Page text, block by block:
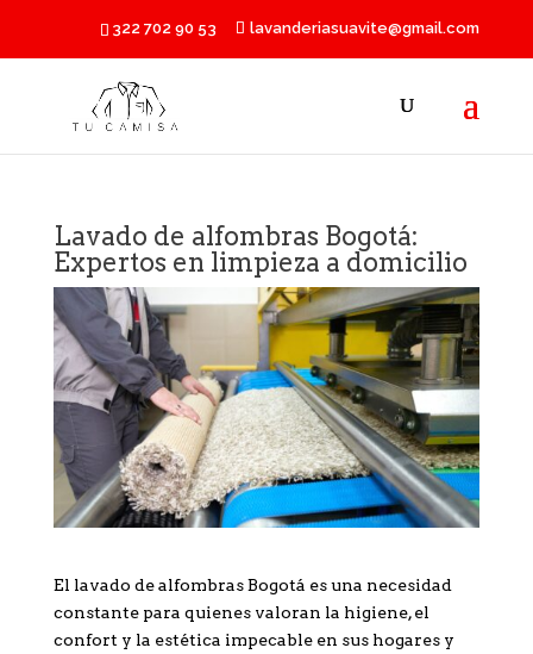
322 702 90 53 lavanderiasuavite@gmail.com
Lavado de alfombras Bogotá:
Expertos en limpieza a domicilio
El lavado de alfombras Bogotá es una necesidad
constante para quienes valoran la higiene, el
confort y la estética impecable en sus hogares y